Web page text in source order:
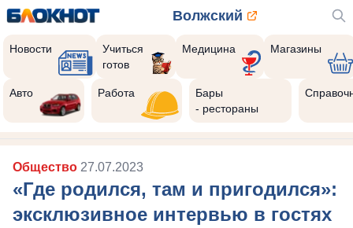
Волжский
Новости
Учиться
готов
Медицина Магазины
Авто Работа
Бары
- рестораны
Общество 27.07.2023
«Где родился, там и пригодился»:
эксклюзивное интервью в гостях